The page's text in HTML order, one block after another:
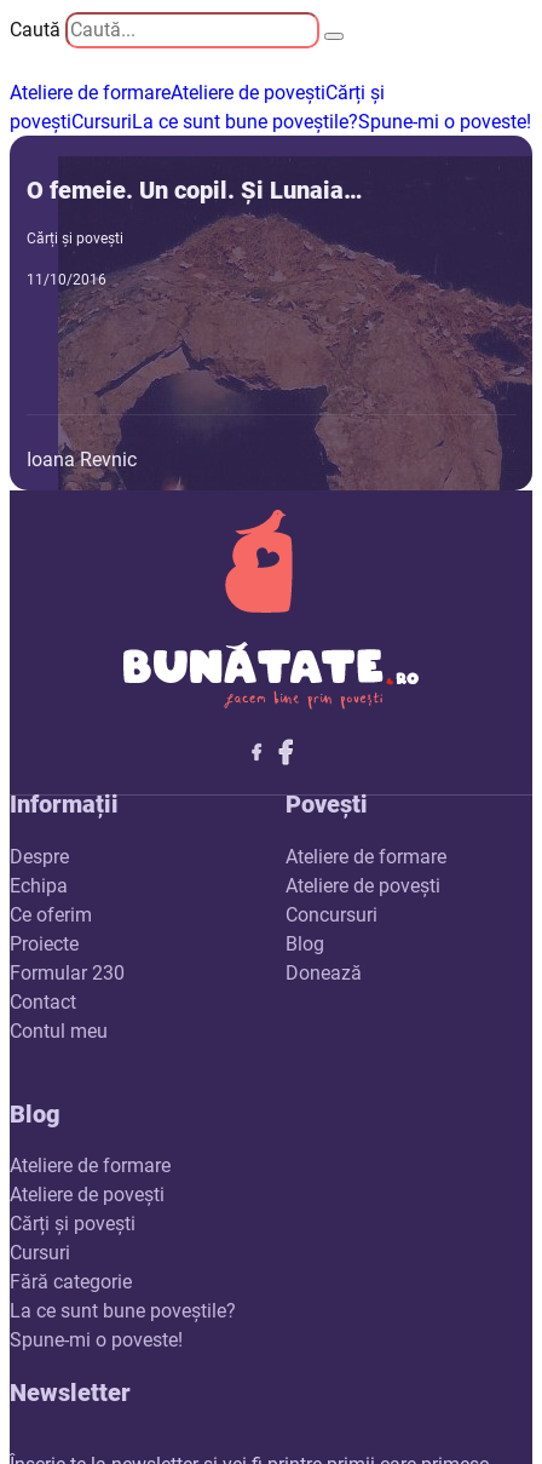
Caută
Ateliere de formareAteliere de poveștiCărți și
poveștiCursuriLa ce sunt bune poveștile?Spune-mi o poveste!
O femeie. Un copil. Și Lunaia…
Cărți și povești
11/10/2016
Ioana Revnic
Follow me on X
Follow me on LinkedIn
Follow me on X
Informații
Despre
Echipa
Ce oferim
Proiecte
Formular 230
Contact
Contul meu
Povești
Ateliere de formare
Ateliere de povești
Concursuri
Blog
Donează
Blog
Ateliere de formare
Ateliere de povești
Cărți și povești
Cursuri
Fără categorie
La ce sunt bune poveștile?
Spune-mi o poveste!
Newsletter